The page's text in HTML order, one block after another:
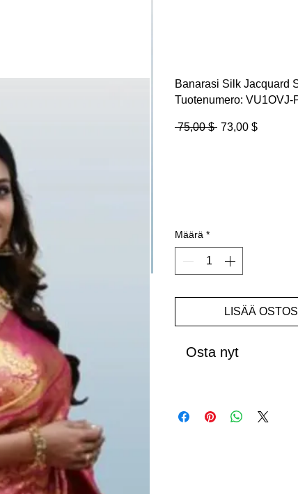
Banarasi Silk Jacquard
Tuotenumero: VU1OVJ-
75,00 $ Normaali
73,00 $Alehinta
Määrä *
LISÄÄ
Osta nyt